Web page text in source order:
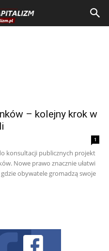
– kolejny krok w
1
konsultacji publicznych projekt
Nowe prawo znacznie ułatwi
obywatele gromadzą swoje